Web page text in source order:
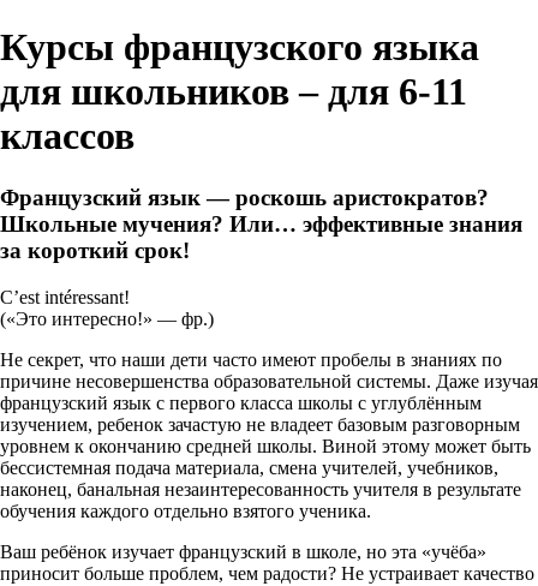
Курсы французского языка
для школьников – для 6-11
классов
Французский язык — роскошь аристократов?
Школьные мучения? Или… эффективные знания
за короткий срок!
C’est intéressant!
(«Это интересно!» — фр.)
Не секрет, что наши дети часто имеют пробелы в знаниях по
причине несовершенства образовательной системы. Даже изучая
французский язык с первого класса школы с углублённым
изучением, ребенок зачастую не владеет базовым разговорным
уровнем к окончанию средней школы. Виной этому может быть
бессистемная подача материала, смена учителей, учебников,
наконец, банальная незаинтересованность учителя в результате
обучения каждого отдельно взятого ученика.
Ваш ребёнок изучает французский в школе, но эта «учёба»
приносит больше проблем, чем радости? Не устраивает качество